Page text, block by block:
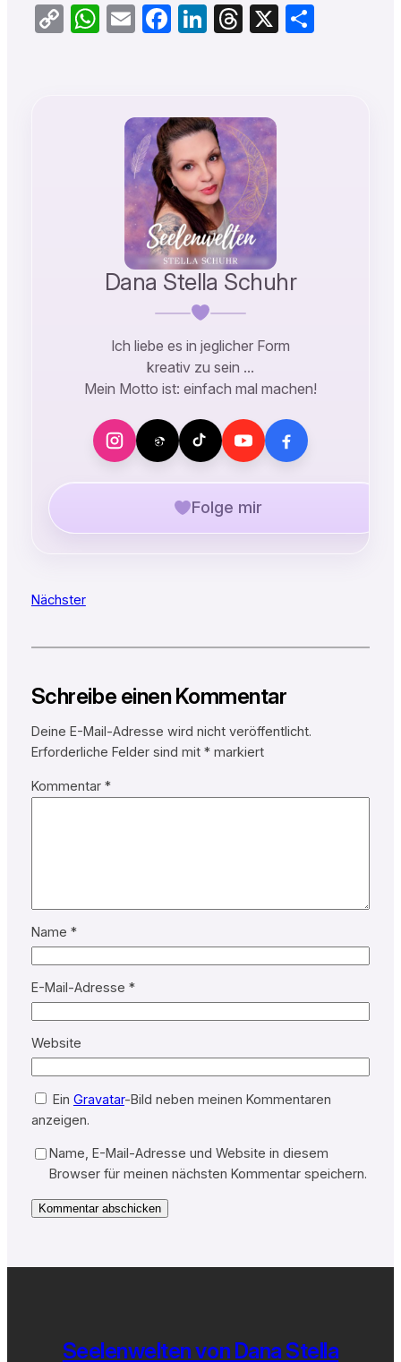
CopyWhatsApp
EmailFacebook
LinkedIn
Threads
X Teilen
Dana Stella Schuhr
Ich liebe es in jeglicher Form
kreativ zu sein …
Mein Motto ist: einfach mal machen!
Folge mir
Nächster
Schreibe einen Kommentar
Deine E-Mail-Adresse wird nicht veröffentlicht.
Erforderliche Felder sind mit *markiert
Kommentar *
Name *
E-Mail-Adresse *
Website
Ein Gravatar-Bild neben meinen Kommentaren
anzeigen.
Name, E-Mail-Adresse und Website in diesem
Browser für meinen nächsten Kommentar speichern.
Seelenwelten von Dana Stella